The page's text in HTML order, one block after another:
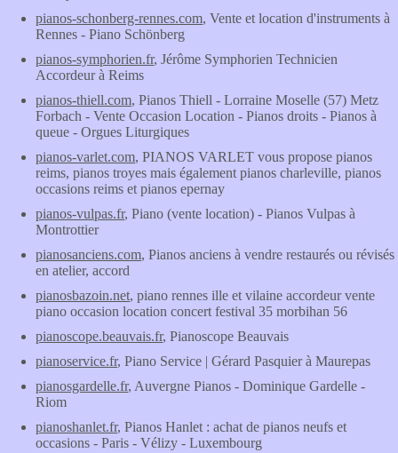
pianos-schonberg-rennes.com, Vente et location d'instruments à
Rennes - Piano Schönberg
pianos-symphorien.fr, Jérôme Symphorien Technicien
Accordeur à Reims
pianos-thiell.com, Pianos Thiell - Lorraine Moselle (57) Metz
Forbach - Vente Occasion Location - Pianos droits - Pianos à
queue - Orgues Liturgiques
pianos-varlet.com, PIANOS VARLET vous propose pianos
reims, pianos troyes mais également pianos charleville, pianos
occasions reims et pianos epernay
pianos-vulpas.fr, Piano (vente location) - Pianos Vulpas à
Montrottier
pianosanciens.com, Pianos anciens à vendre restaurés ou révisés
en atelier, accord
pianosbazoin.net, piano rennes ille et vilaine accordeur vente
piano occasion location concert festival 35 morbihan 56
pianoscope.beauvais.fr, Pianoscope Beauvais
pianoservice.fr, Piano Service | Gérard Pasquier à Maurepas
pianosgardelle.fr, Auvergne Pianos - Dominique Gardelle -
Riom
pianoshanlet.fr, Pianos Hanlet : achat de pianos neufs et
occasions - Paris - Vélizy - Luxembourg